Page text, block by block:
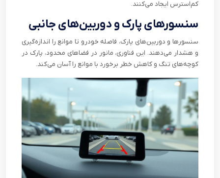
کم‌استرس ایجاد می‌کنند.
سنسورهای پارک و دوربین‌های جانبی
سنسورها و دوربین‌های پارک، فاصله خودرو تا موانع را اندازه‌گیری
و هشدار می‌دهند. این فناوری، مانور در فضاهای محدود، پارک در
کوچه‌های تنگ و کاهش خطر برخورد با موانع را آسان می‌کند.